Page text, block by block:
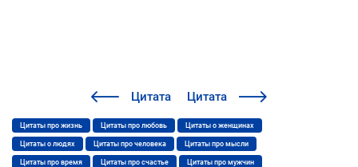
Цитата Цитата
Цитаты про жизнь Цитаты про любовь Цитаты о женщинах
Цитаты о людях Цитаты про человека Цитаты про мысли
Цитаты про время Цитаты про счастье Цитаты про мужчин